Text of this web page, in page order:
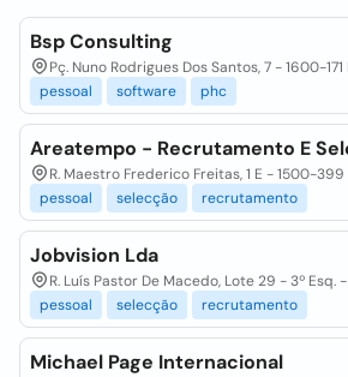
Bsp Consulting
Pç. Nuno Rodrigues Dos Santos, 7 - 1600-
pessoal
software phc
Areatempo - Recrutamento E
R. Maestro Frederico Freitas, 1 E - 1500-
pessoal
selecção recrutamento
Jobvision Lda
R. Luís Pastor De Macedo, Lote 29 - 3º Esq.
pessoal
selecção recrutamento
Michael Page Internacional